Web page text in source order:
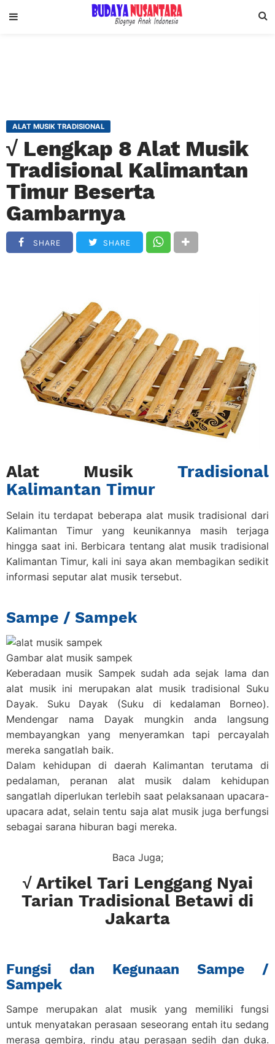
ALAT MUSIK TRADISIONAL
√ Lengkap 8 Alat Musik
Tradisional Kalimantan
Timur Beserta
Gambarnya
SHARE SHARE
Alat Musik Tradisional
Kalimantan Timur
Selain itu terdapat beberapa alat musik tradisional dari
Kalimantan Timuryang keunikannya masih terjaga
hingga saat ini. Berbicara tentang alat musik tradisional
Kalimantan Timur, kali ini saya akan membagikan sedikit
informasi seputar alat musik tersebut.
Sampe / Sampek
Gambar alat musik sampek
Keberadaan musik Sampek sudah ada sejak lama dan
alat musik ini merupakanalat musik tradisional Suku
Dayak. Suku Dayak (Suku di kedalaman Borneo).
Mendengar nama Dayak mungkin anda langsung
membayangkan yang menyeramkan tapi percayalah
mereka sangatlah baik.
Dalam kehidupan di daerah Kalimantan terutama di
pedalaman, peranan alat musik dalam kehidupan
sangatlah diperlukan terlebih saat pelaksanaan upacara-
upacara adat, selain tentu saja alat musik juga berfungsi
sebagai sarana hiburan bagi mereka.
Baca Juga;
√ Artikel Tari Lenggang Nyai
Tarian Tradisional Betawi di
Jakarta
Fungsi dan Kegunaan Sampe /
Sampek
Sampe merupakan alat musik yang memiliki fungsi
untuk menyatakan perasaan seseorang entah itu sedang
merasa gembira, rindu atau perasaan sedih dan duka.